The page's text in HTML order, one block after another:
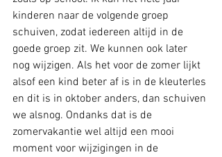
kinderen naar de volgende groep
schuiven, zodat iedereen altijd in de
goede groep zit. We kunnen ook later
nog wijzigen. Als het voor de zomer lijkt
alsof een kind beter af is in de kleuterles
en dit is in oktober anders, dan schuiven
we alsnog. Ondanks dat is de
zomervakantie wel altijd een mooi
moment voor wijzigingen in de